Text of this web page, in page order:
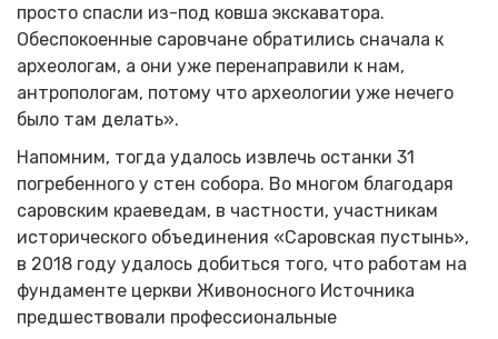
просто спасли из-под ковша экскаватора.
Обеспокоенные саровчане обратились сначала к
археологам, а они уже перенаправили к нам,
антропологам, потому что археологии уже нечего
было там делать».
Напомним, тогда удалось извлечь останки 31
погребенного у стен собора. Во многом благодаря
саровским краеведам, в частности, участникам
исторического объединения «Саровская пустынь»,
в 2018 году удалось добиться того, что работам на
фундаменте церкви Живоносного Источника
предшествовали профессиональные